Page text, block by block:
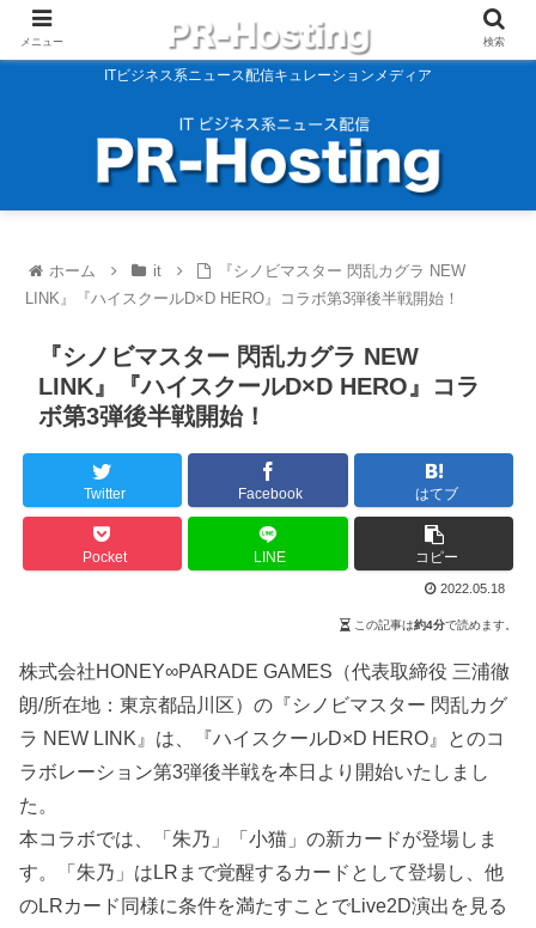
ITビジネス系ニュース配信キュレーションメディア
ホーム it
『シノビマスター 閃乱カグラ NEW
LINK』『ハイスクールD×D HERO』コラボ第3弾後半戦開始！
『シノビマスター 閃乱カグラ NEW
LINK』『ハイスクールD×D HERO』コラ
ボ第3弾後半戦開始！
Twitter Facebook はてブ
Pocket LINE コピー
2022.05.18
この記事は約4分で読めます。
株式会社HONEY∞PARADE GAMES（代表取締役 三浦徹
朗/所在地：東京都品川区）の『シノビマスター 閃乱カグ
ラ NEW LINK』は、『ハイスクールD×D HERO』とのコ
ラボレーション第3弾後半戦を本日より開始いたしまし
た。
本コラボでは、「朱乃」「小猫」の新カードが登場しま
す。「朱乃」はLRまで覚醒するカードとして登場し、他
のLRカード同様に条件を満たすことでLive2D演出を見る
メニュー 検索